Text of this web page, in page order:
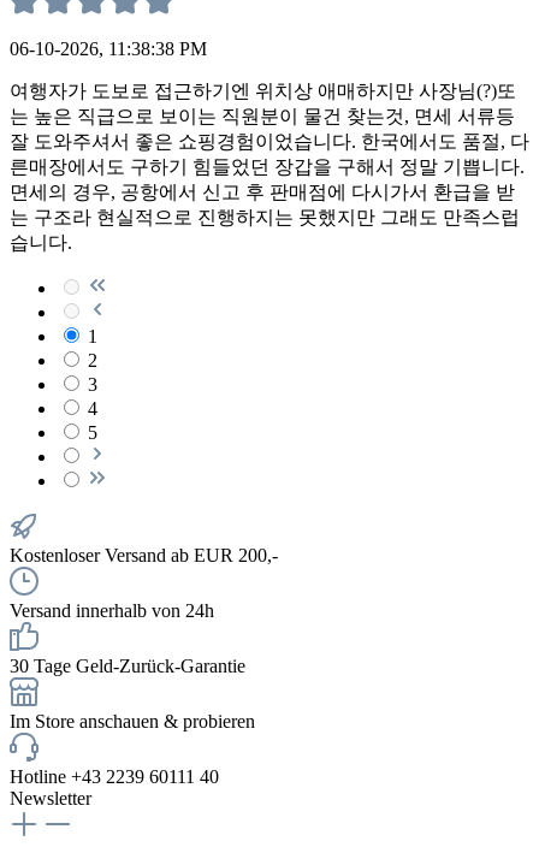
06-10-2026, 11:38:38 PM
여행자가 도보로 접근하기엔 위치상 애매하지만 사장님(?)또
는 높은 직급으로 보이는 직원분이 물건 찾는것, 면세 서류등
잘 도와주셔서 좋은 쇼핑경험이었습니다. 한국에서도 품절, 다
른매장에서도 구하기 힘들었던 장갑을 구해서 정말 기쁩니다.
면세의 경우, 공항에서 신고 후 판매점에 다시가서 환급을 받
는 구조라 현실적으로 진행하지는 못했지만 그래도 만족스럽
습니다.
1
2
3
4
5
Kostenloser Versand ab EUR 200,-
Versand innerhalb von 24h
30 Tage Geld-Zurück-Garantie
Im Store anschauen & probieren
Hotline +43 2239 60111 40
Newsletter